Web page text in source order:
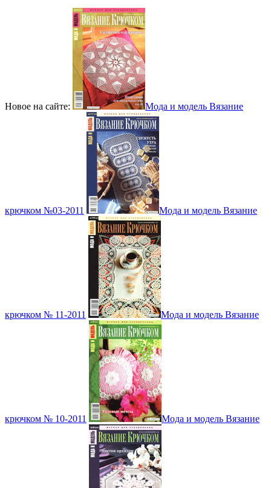
Новое на сайте: Мода и модель Вязание
крючком №03-2011 Мода и модель Вязание
крючком № 11-2011 Мода и модель Вязание
крючком № 10-2011 Мода и модель Вязание